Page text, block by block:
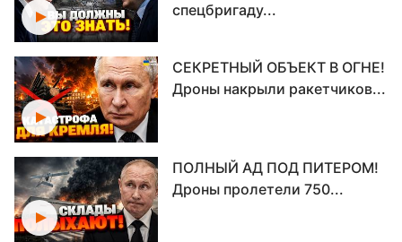
спецбригаду...
СЕКРЕТНЫЙ ОБЪЕКТ В ОГНЕ!
Дроны накрыли ракетчиков...
ПОЛНЫЙ АД ПОД ПИТЕРОМ!
Дроны пролетели 750...